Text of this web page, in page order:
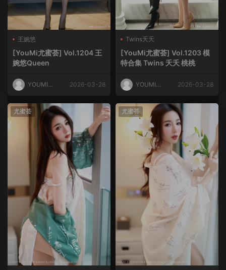
王婉悠
[YouMi尤蜜荟] Vol.1204 王
婉悠Queen
YOUMI尤
2026-03-28
Twins夭夭
[YouMi尤蜜荟] Vol.1203 模
特合集 Twins 夭夭 桃桃
YOUMI尤
2026-03-28
尤蜜荟 尤蜜荟